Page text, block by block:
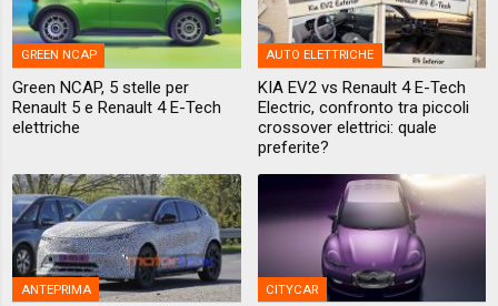
GREEN NCAP
Green NCAP, 5 stelle per
Renault 5 e Renault 4 E-Tech
elettriche
AUTO ELETTRICHE
KIA EV2 vs Renault 4 E-Tech
Electric, confronto tra piccoli
crossover elettrici: quale
preferite?
ANTEPRIMA CITYCAR